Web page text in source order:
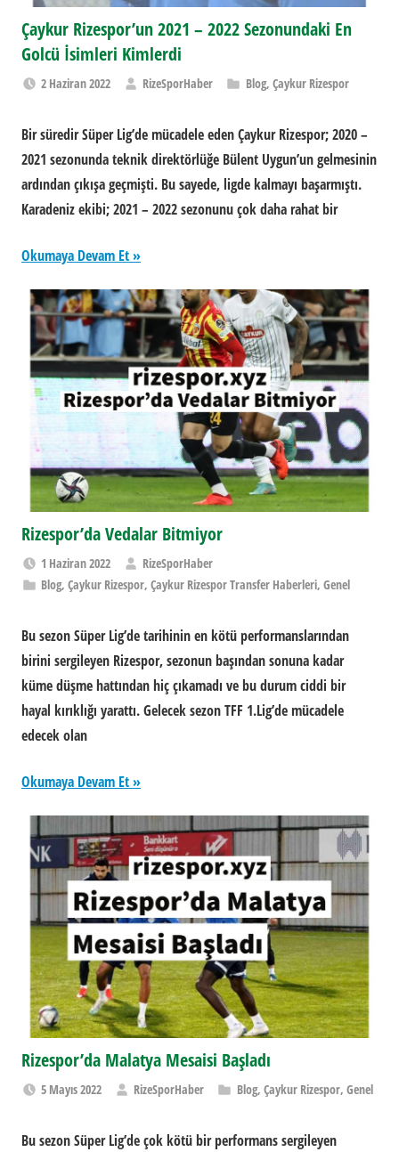
Çaykur Rizespor’un 2021 – 2022 Sezonundaki En
Golcü İsimleri Kimlerdi
2 Haziran 2022 RizeSporHaber Blog, Çaykur Rizespor
Bir süredir Süper Lig’de mücadele eden Çaykur Rizespor; 2020 –
2021 sezonunda teknik direktörlüğe Bülent Uygun’un gelmesinin
ardından çıkışa geçmişti. Bu sayede, ligde kalmayı başarmıştı.
Karadeniz ekibi; 2021 – 2022 sezonunu çok daha rahat bir
Okumaya Devam Et
Rizespor’da Vedalar Bitmiyor
1 Haziran 2022
RizeSporHaber
Blog,Çaykur Rizespor,Çaykur Rizespor Transfer Haberleri,Genel
Bu sezon Süper Lig’de tarihinin en kötü performanslarından
birini sergileyen Rizespor, sezonun başından sonuna kadar
küme düşme hattından hiç çıkamadı ve bu durum ciddi bir
hayal kırıklığı yarattı. Gelecek sezon TFF 1.Lig’de mücadele
edecek olan
Okumaya Devam Et
Rizespor’da Malatya Mesaisi Başladı
5 Mayıs 2022 RizeSporHaber Blog, Çaykur Rizespor, Genel
Bu sezon Süper Lig’de çok kötü bir performans sergileyen